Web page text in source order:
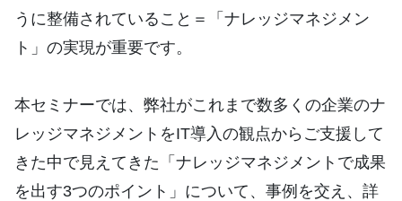
うに整備されていること＝「ナレッジマネジメン
ト」の実現が重要です。
本セミナーでは、弊社がこれまで数多くの企業のナ
レッジマネジメントをIT導入の観点からご支援して
きた中で見えてきた「ナレッジマネジメントで成果
を出す3つのポイント」について、事例を交え、詳